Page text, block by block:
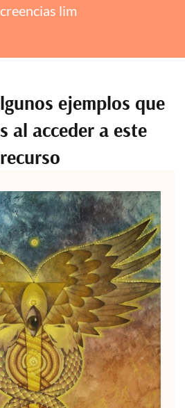
lim
ejemplos que
al acceder a este
recurso